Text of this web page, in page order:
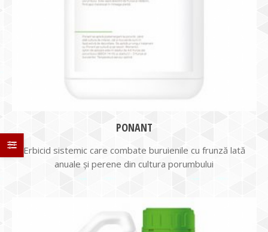
PONANT
Erbicid sistemic care combate buruienile cu frunză lată
anuale și perene din cultura porumbului